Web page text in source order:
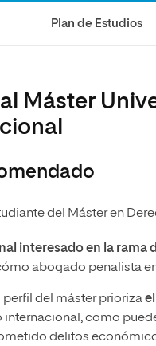
Plan de Estudios
Máster
del Máster en
interesado en la rama
abogado penalista
perfil del máster prioriza
internacional, como
delitos